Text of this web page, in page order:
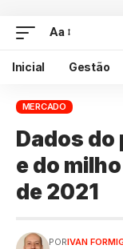
Aa
Inicial Gestão
MERCADO
Dados do
e do
de 2021
PORIVAN